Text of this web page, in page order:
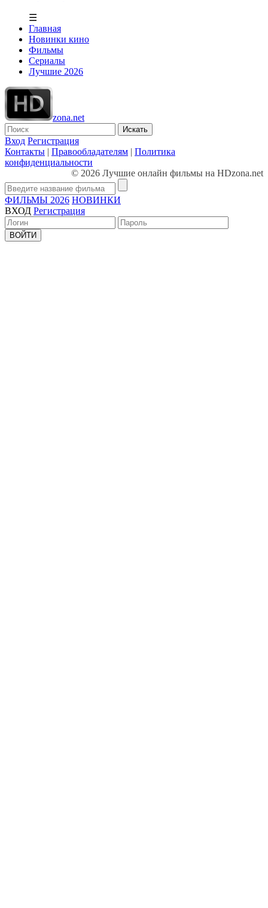
☰
Главная
Новинки кино
Фильмы
Сериалы
Лучшие 2026
zona.net
Искать
Вход Регистрация
Контакты | Правообладателям | Политика
конфиденциальности
© 2026 Лучшие онлайн фильмы на HDzona.net
ФИЛЬМЫ 2026 НОВИНКИ
ВХОД Регистрация